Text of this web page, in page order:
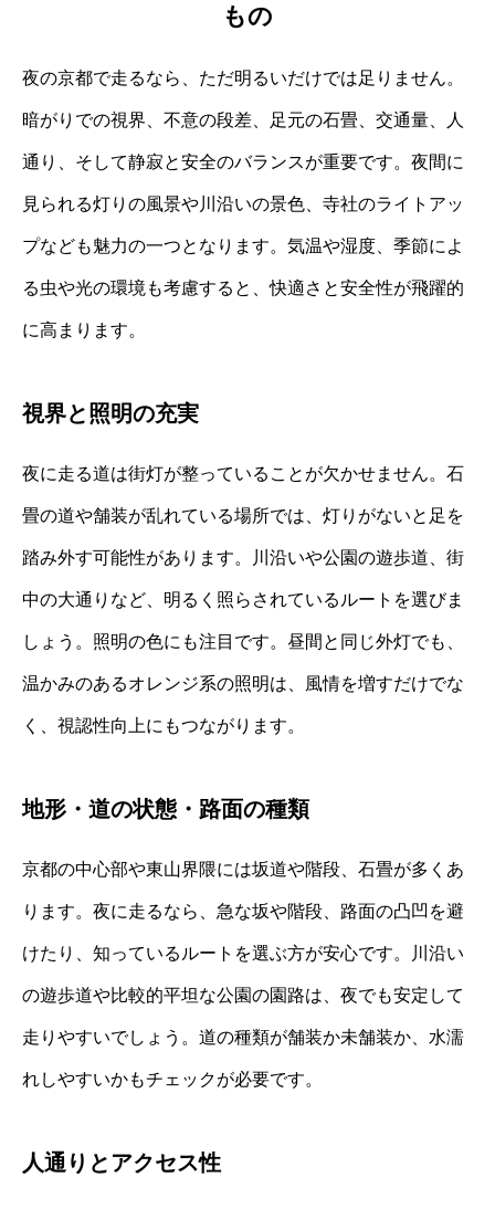
もの
夜の京都で走るなら、ただ明るいだけでは足りません。
暗がりでの視界、不意の段差、足元の石畳、交通量、人
通り、そして静寂と安全のバランスが重要です。夜間に
見られる灯りの風景や川沿いの景色、寺社のライトアッ
プなども魅力の一つとなります。気温や湿度、季節によ
る虫や光の環境も考慮すると、快適さと安全性が飛躍的
に高まります。
視界と照明の充実
夜に走る道は街灯が整っていることが欠かせません。石
畳の道や舗装が乱れている場所では、灯りがないと足を
踏み外す可能性があります。川沿いや公園の遊歩道、街
中の大通りなど、明るく照らされているルートを選びま
しょう。照明の色にも注目です。昼間と同じ外灯でも、
温かみのあるオレンジ系の照明は、風情を増すだけでな
く、視認性向上にもつながります。
地形・道の状態・路面の種類
京都の中心部や東山界隈には坂道や階段、石畳が多くあ
ります。夜に走るなら、急な坂や階段、路面の凸凹を避
けたり、知っているルートを選ぶ方が安心です。川沿い
の遊歩道や比較的平坦な公園の園路は、夜でも安定して
走りやすいでしょう。道の種類が舗装か未舗装か、水濡
れしやすいかもチェックが必要です。
人通りとアクセス性